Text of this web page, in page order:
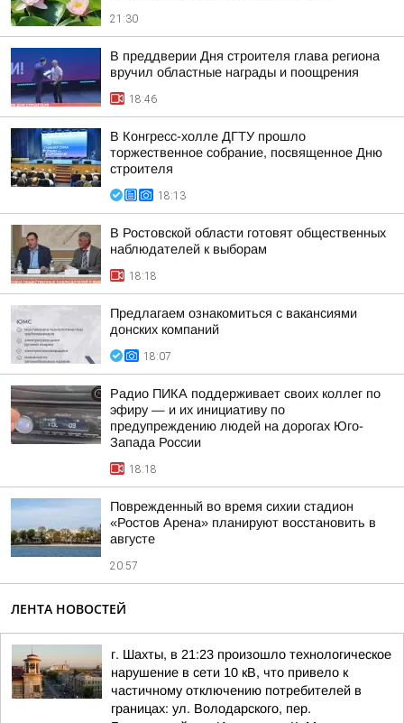
21:30
В преддверии Дня строителя глава региона
вручил областные награды и поощрения
18:46
В Конгресс-холле ДГТУ прошло
торжественное собрание, посвященное Дню
строителя
18:13
В Ростовской области готовят общественных
наблюдателей к выборам
18:18
Предлагаем ознакомиться с вакансиями
донских компаний
18:07
Радио ПИКА поддерживает своих коллег по
эфиру — и их инициативу по
предупреждению людей на дорогах Юго-
Запада России
18:18
Поврежденный во время сихии стадион
«Ростов Арена» планируют восстановить в
августе
20:57
ЛЕНТА НОВОСТЕЙ
г. Шахты, в 21:23 произошло технологическое
нарушение в сети 10 кВ, что привело к
частичному отключению потребителей в
границах: ул. Володарского, пер.